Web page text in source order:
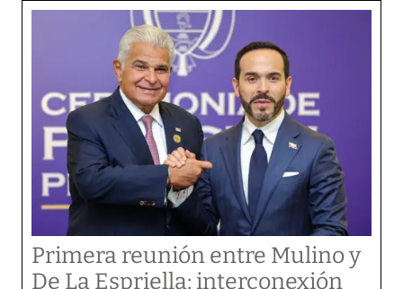
Primera reunión entre Mulino y
De La Espriella: interconexión